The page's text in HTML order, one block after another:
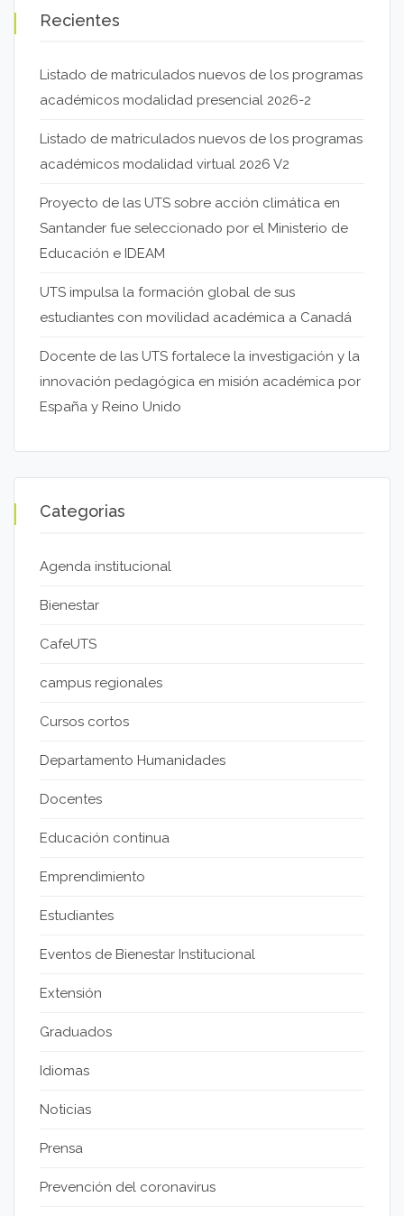
Recientes
Listado de matriculados nuevos de los programas
académicos modalidad presencial 2026-2
Listado de matriculados nuevos de los programas
académicos modalidad virtual 2026 V2
Proyecto de las UTS sobre acción climática en
Santander fue seleccionado por el Ministerio de
Educación e IDEAM
UTS impulsa la formación global de sus
estudiantes con movilidad académica a Canadá
Docente de las UTS fortalece la investigación y la
innovación pedagógica en misión académica por
España y Reino Unido
Categorias
Agenda institucional
Bienestar
CafeUTS
campus regionales
Cursos cortos
Departamento Humanidades
Docentes
Educación continua
Emprendimiento
Estudiantes
Eventos de Bienestar Institucional
Extensión
Graduados
Idiomas
Noticias
Prensa
Prevención del coronavirus